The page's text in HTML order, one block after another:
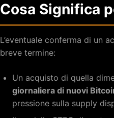
Cosa Significa
L’eventuale conferma di un
breve termine:
Un acquisto di quella
giornaliera di nuovi
pressione sulla supply